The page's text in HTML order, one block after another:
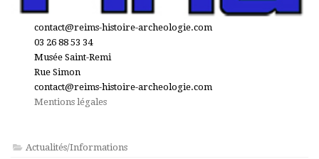
contact@reims-histoire-archeologie.com
03 26 88 53 34
Musée Saint-Remi
Rue Simon
contact@reims-histoire-archeologie.com
Mentions légales
Actualités/Informations